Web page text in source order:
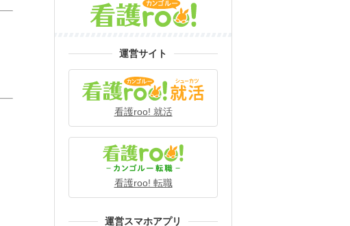
運営サイト
看護roo! 就活
看護roo! 転職
運営スマホアプリ